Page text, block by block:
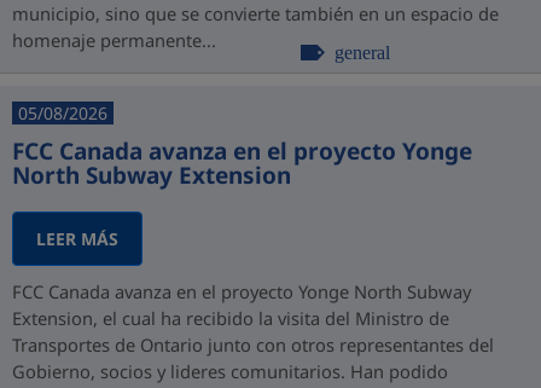
municipio, sino que se convierte también en un espacio de
homenaje permanente...
general
05/08/2026
FCC Canada avanza en el proyecto Yonge
North Subway Extension
LEER MÁS
FCC Canada avanza en el proyecto Yonge North Subway
Extension, el cual ha recibido la visita del Ministro de
Transportes de Ontario junto con otros representantes del
Gobierno, socios y lideres comunitarios. Han podido